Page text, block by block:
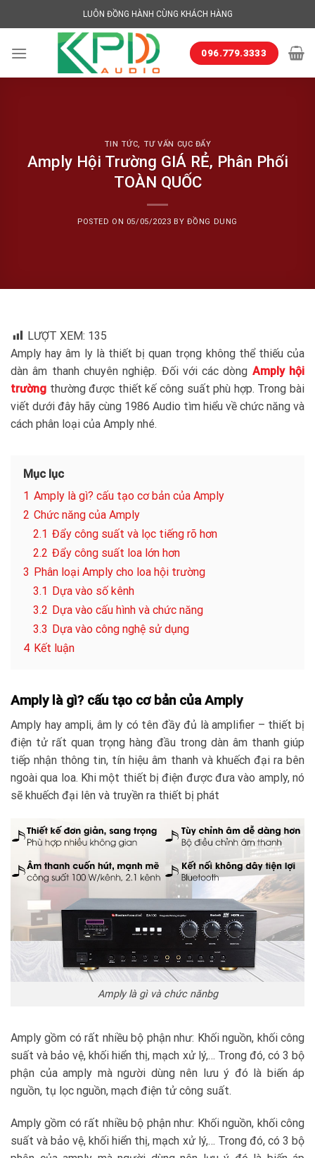
to
LUÔN ĐỒNG HÀNH CÙNG KHÁCH HÀNG
096.779.3333
TIN TỨC, TƯ VẤN CỤC ĐẨY
Amply Hội Trường GIÁ RẺ, Phân Phối
TOÀN QUỐC
POSTED ON 05/05/2023 BY ĐỒNG DUNG
LƯỢT XEM: 135
Amply hay âm ly là thiết bị quan trọng không thể thiếu của
dàn âm thanh chuyên nghiệp. Đối với các dòng Amply hội
trường thường được thiết kế công suất phù hợp. Trong bài
viết dưới đây hãy cùng 1986 Audio tìm hiểu về chức năng và
cách phân loại của Amply nhé.
Mục lục
1 Amply là gì? cấu tạo cơ bản của Amply
2 Chức năng của Amply
2.1 Đẩy công suất và lọc tiếng rõ hơn
2.2 Đẩy công suất loa lớn hơn
3 Phân loại Amply cho loa hội trường
3.1 Dựa vào số kênh
3.2 Dựa vào cấu hình và chức năng
3.3 Dựa vào công nghệ sử dụng
4 Kết luận
Amply là gì? cấu tạo cơ bản của Amply
Amply hay ampli, âm ly có tên đầy đủ là amplifier – thiết bị
điện tử rất quan trọng hàng đầu trong dàn âm thanh giúp
tiếp nhận thông tin, tín hiệu âm thanh và khuếch đại ra bên
ngoài qua loa. Khi một thiết bị điện được đưa vào amply, nó
sẽ khuếch đại lên và truyền ra thiết bị phát
Amply là gì và chức nănbg
Amply gồm có rất nhiều bộ phận như: Khối nguồn, khối công
suất và bảo vệ, khối hiển thị, mạch xử lý,… Trong đó, có 3 bộ
phận của amply mà người dùng nên lưu ý đó là biến áp
nguồn, tụ lọc nguồn, mạch điện tử công suất.
Amply gồm có rất nhiều bộ phận như: Khối nguồn, khối công
suất và bảo vệ, khối hiển thị, mạch xử lý,… Trong đó, có 3 bộ